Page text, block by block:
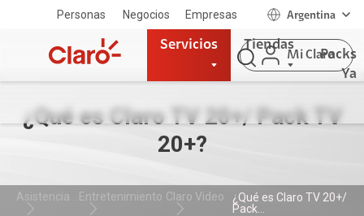
Personas Negocios Empresas Argentina
Servicios Tiendas
Packs
Ya
Mi Claro
¿Qué es Claro TV 20+/ Pack TV
20+?
Asistencia Entretenimiento Claro Video
¿Qué es Claro TV 20+/
Pack...